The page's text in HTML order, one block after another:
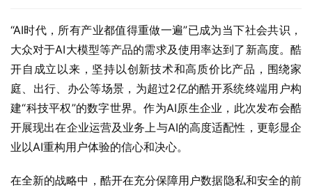
“AI时代，所有产业都值得重做一遍”已成为当下社会共识，
大众对于AI大模型等产品的需求及使用率达到了新高度。酷
开自成立以来，坚持以创新技术和高质价比产品，围绕家
庭、出行、办公等场景，为超过2亿的酷开系统终端用户构
建“科技平权”的数字世界。作为AI原生企业，此次发布会酷
开展现出在企业运营及业务上与AI的高度适配性，更彰显企
业以AI重构用户体验的信心和决心。
在全新的战略中，酷开在充分保障用户数据隐私和安全的前